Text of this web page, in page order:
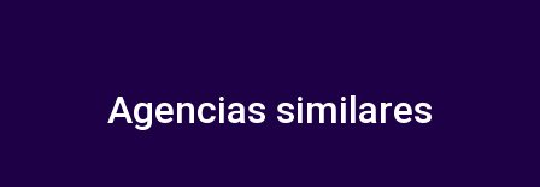
Agencias similares